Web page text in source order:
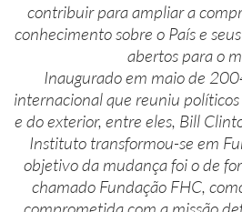
contribuir para ampliar a
conhecimento sobre o País e
abertos para o
Inaugurado em maio de
internacional que reuniu
e do exterior, entre eles, Bill
Instituto transformou-se em
objetivo da mudança foi o de
chamado Fundação FHC,